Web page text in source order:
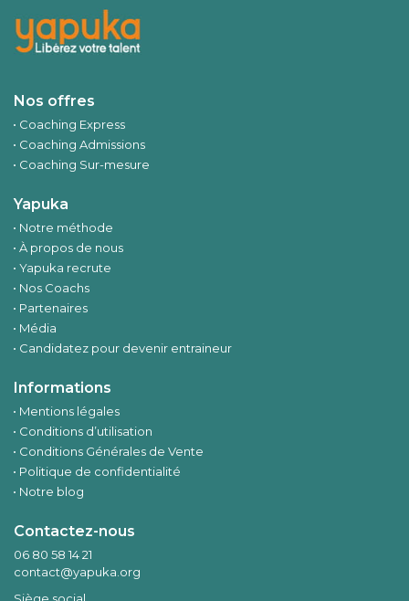
Nos offres
Coaching Express
Coaching Admissions
Coaching Sur-mesure
Yapuka
Notre méthode
À propos de nous
Yapuka recrute
Nos Coachs
Partenaires
Média
Candidatez pour devenir entraineur
Informations
Mentions légales
Conditions d’utilisation
Conditions Générales de Vente
Politique de confidentialité
Notre blog
Contactez-nous
06 80 58 14 21
contact@yapuka.org